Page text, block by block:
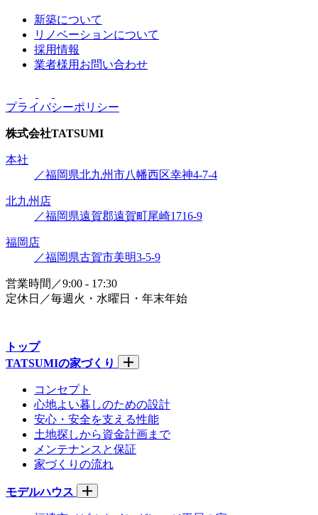
新築について
リノベーションについて
採用情報
業者様用お問い合わせ
プライバシーポリシー
株式会社TATSUMI
本社
／福岡県北九州市八幡西区幸神4-7-4
北九州店
／福岡県遠賀郡遠賀町尾崎1716-9
福岡店
／福岡県古賀市美明3-5-9
営業時間／9:00 - 17:30
定休日／毎週火・水曜日・年末年始
トップ
TATSUMIの家づくり
コンセプト
心地よい暮しのための設計
安心・安全を支える性能
土地探しから資金計画まで
メンテナンスと保証
家づくりの流れ
モデルハウス